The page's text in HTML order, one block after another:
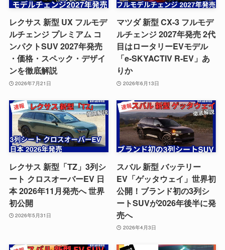
レクサス 新型 UX フルモデ
ルチェンジ プレミアム コ
ンパクトSUV 2027年発売
・価格・スペック・デザイ
ンを徹底解説
2026年7月21日
マツダ 新型 CX-3 フルモデ
ルチェンジ 2027年発売 2代
目はロータリーEVモデル
「e-SKYACTIV R-EV」あ
りか
2026年6月13日
レクサス 新型「TZ」3列シ
ート クロスオーバーEV 日
本 2026年11月発売へ 世界
初公開
2026年5月31日
スバル 新型 バッテリー
EV「ゲッタウェイ」世界初
公開！ブランド初の3列シ
ートSUVが2026年後半に発
売へ
2026年4月3日